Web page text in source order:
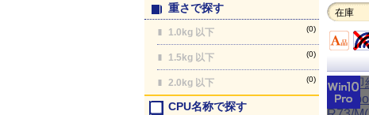
重さで探す
1.0kg 以下 (0)
1.5kg 以下 (0)
2.0kg 以下 (0)
CPU名称で探す
在庫